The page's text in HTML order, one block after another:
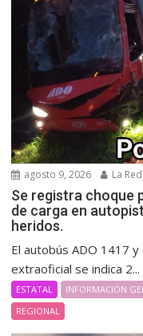
agosto 9, 2026 La
Se registra choque
de carga en
heridos.
El autobús ADO 1417
extraoficial se indica 2...
ESTATAL INFORMACIÓN
REGIONAL